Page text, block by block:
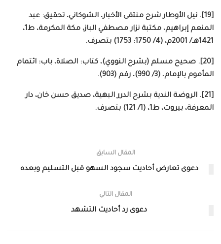
[19]. نيل الأوطار شرح منتقى الأخبار، الشوكاني، تحقيق: عبد
المنعم إبراهيم، مكتبة نزار مصطفي الباز، مكة المكرمة، ط1،
1421هــ/ 2001م، (4/ 1750: 1753) بتصرف.
[20]. صحيح مسلم (بشرح النووي)، كتاب: الصلاة، باب: ائتمام
المأموم بالإمام، (3/ 990)، رقم (903).
[21]. الروضة الندية بشرح الدرر البهية، صديق حسن خان، دار
المعرفة، بيروت، ط1، (1/ 121) بتصرف.
المقال السابق
دعوى تعارض أحاديث سجود السهو قبل التسليم وبعده
المقال التالي
دعوى رد أحاديث التشهد